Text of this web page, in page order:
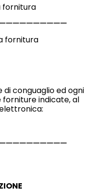
fornitura
fornitura
conguaglio ed ogni
indicate, al